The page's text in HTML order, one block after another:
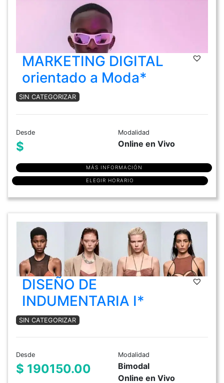
MARKETING DIGITAL
orientado a Moda*
SIN CATEGORIZAR
Desde
$
Modalidad
Online en Vivo
MÁS INFORMACIÓN
ELEGIR HORARIO
DISEÑO DE
INDUMENTARIA I*
SIN CATEGORIZAR
Desde
$ 190150.00
Modalidad
Bimodal
Online en Vivo